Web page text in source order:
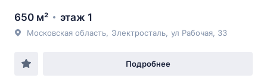
650 м² этаж 1
Московская область Электросталь ул Рабочая , 33
Подробнее